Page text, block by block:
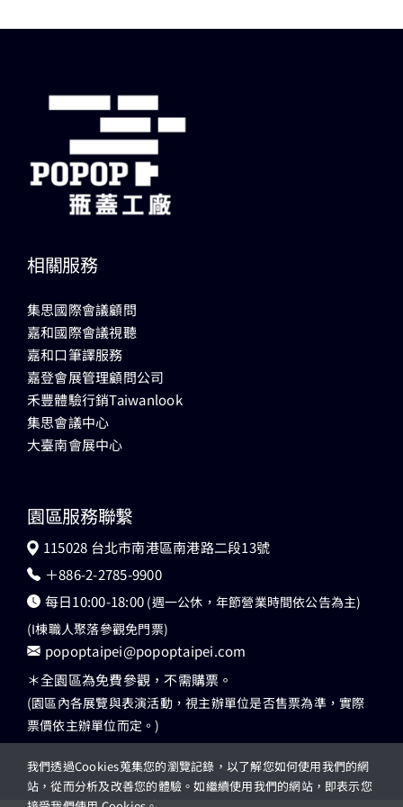
相關服務
集思國際會議顧問
嘉和國際會議視聽
嘉和口筆譯服務
嘉登會展管理顧問公司
禾豐體驗行銷Taiwanlook
集思會議中心
大臺南會展中心
園區服務聯繫
115028 台北市南港區南港路二段13號
＋886-2-2785-9900
每日10:00-18:00 (週一公休，年節營業時間依公告為主)
(I棟職人聚落參觀免門票)
popoptaipei@popoptaipei.com
＊全園區為免費參觀，不需購票。
(園區內各展覽與表演活動，視主辦單位是否售票為準，實際
票價依主辦單位而定。)
我們透過Cookies蒐集您的瀏覽記錄，以了解您如何使用我們的網
站，從而分析及改善您的體驗。如繼續使用我們的網站，即表示您